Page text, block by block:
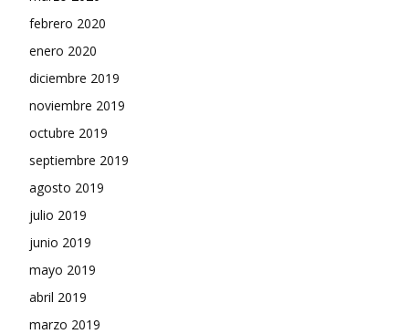
febrero 2020
enero 2020
diciembre 2019
noviembre 2019
octubre 2019
septiembre 2019
agosto 2019
julio 2019
junio 2019
mayo 2019
abril 2019
marzo 2019